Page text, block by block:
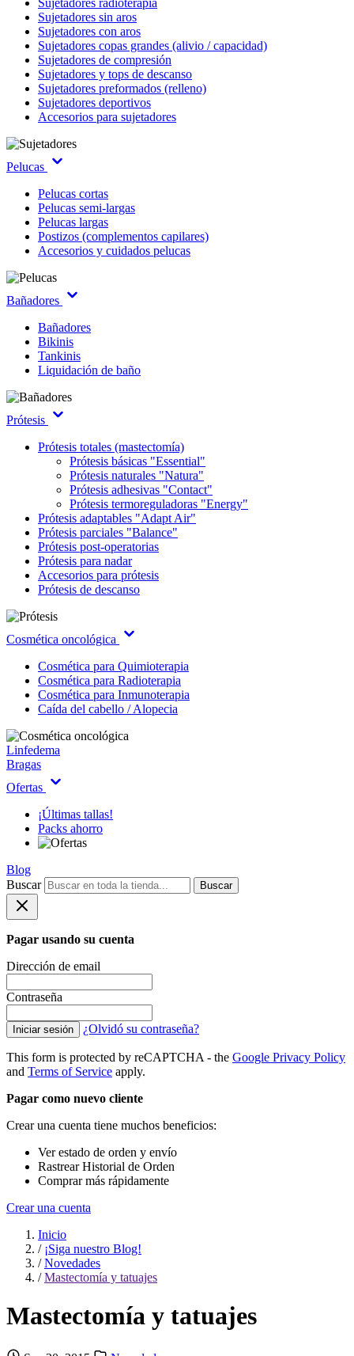
Sujetadores radioterapia
Sujetadores sin aros
Sujetadores con aros
Sujetadores copas grandes (alivio / capacidad)
Sujetadores de compresión
Sujetadores y tops de descanso
Sujetadores preformados (relleno)
Sujetadores deportivos
Accesorios para sujetadores
Pelucas
Pelucas cortas
Pelucas semi-largas
Pelucas largas
Postizos (complementos capilares)
Accesorios y cuidados pelucas
Bañadores
Bañadores
Bikinis
Tankinis
Liquidación de baño
Prótesis
Prótesis totales (mastectomía)
Prótesis básicas "Essential"
Prótesis naturales "Natura"
Prótesis adhesivas "Contact"
Prótesis termoreguladoras "Energy"
Prótesis adaptables "Adapt Air"
Prótesis parciales "Balance"
Prótesis post-operatorias
Prótesis para nadar
Accesorios para prótesis
Prótesis de descanso
Cosmética oncológica
Cosmética para Quimioterapia
Cosmética para Radioterapia
Cosmética para Inmunoterapia
Caída del cabello / Alopecia
Linfedema
Bragas
Ofertas
¡Últimas tallas!
Packs ahorro
Blog
Buscar
Buscar
Pagar usando su cuenta
Dirección de email
Contraseña
Iniciar sesión ¿Olvidó su contraseña?
This form is protected by reCAPTCHA - the Google Privacy Policy
and Terms of Service apply.
Pagar como nuevo cliente
Crear una cuenta tiene muchos beneficios:
Ver estado de orden y envío
Rastrear Historial de Orden
Comprar más rápidamente
Crear una cuenta
Inicio
/ ¡Siga nuestro Blog!
/ Novedades
/ Mastectomía y tatuajes
Mastectomía y tatuajes